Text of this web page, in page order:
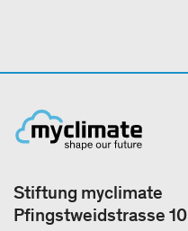
Stiftung myclimate
Pfingstweidstrasse 10